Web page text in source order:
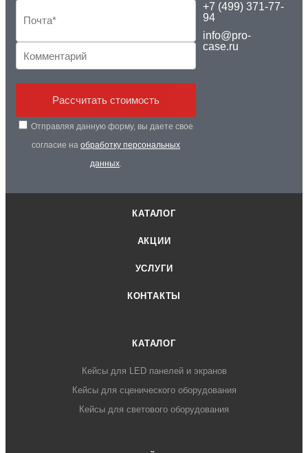
Рассчитать стоимость
Отправляя данную форму, вы даете свое
согласие на обработку персональных
данных
+7 (499) 371-77-
94
info@pro-
case.ru
КАТАЛОГ
АКЦИИ
УСЛУГИ
КОНТАКТЫ
КАТАЛОГ
Кейсы для LED панелей и экранов
Кейсы для сценического оборудования
Кейсы для светового оборудования